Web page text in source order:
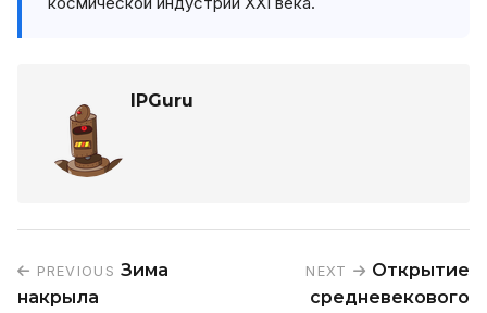
IPGuru
PREVIOUS Зима
накрыла
NEXT
Открытие
средневекового